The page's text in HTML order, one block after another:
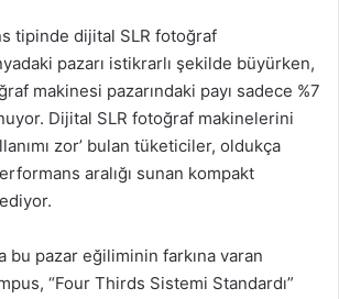
tipinde dijital SLR fotoğraf
pazarı istikrarlı şekilde büyürken,
makinesi pazarındaki payı sadece %7
Dijital SLR fotoğraf makinelerini
zor’ bulan tüketiciler, oldukça
aralığı sunan kompakt
bu pazar eğiliminin farkına varan
“Four Thirds Sistemi Standardı”